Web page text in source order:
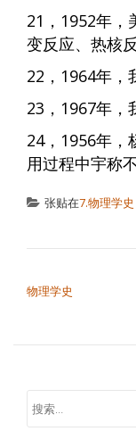
21，1952年，
变反应、热核反
22，1964年，
23，1967年，
24，1956年，
用过程中宇称不
张贴在7.物理学史
物理学史